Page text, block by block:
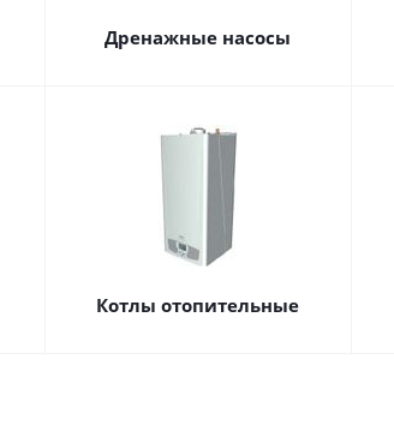
Дренажные насосы
Котлы отопительные